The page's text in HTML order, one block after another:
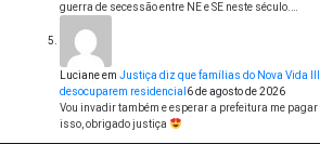
guerra de secessão entre NE e SE neste século.…
Lucianeem Justiça diz que famílias do Nova Vida
desocuparem residencial 6 de agosto de 2026
Vou invadir também e esperar a prefeitura me
isso, obrigado justiça